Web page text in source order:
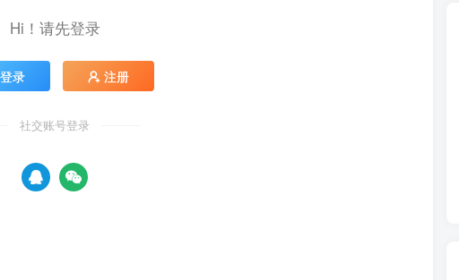
Hi！请先登录
登录 注册
社交账号登录